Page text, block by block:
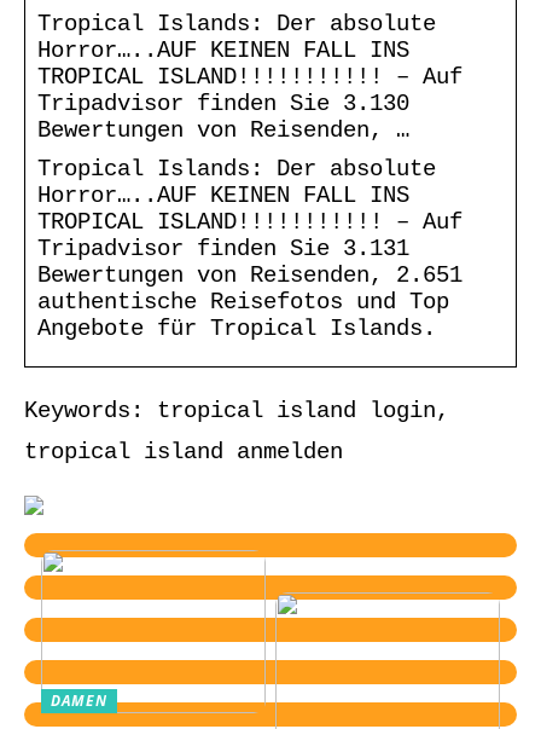
Tropical Islands: Der absolute
Horror…..AUF KEINEN FALL INS
TROPICAL ISLAND!!!!!!!!!!! – Auf
Tripadvisor finden Sie 3.130
Bewertungen von Reisenden, …
Tropical Islands: Der absolute
Horror…..AUF KEINEN FALL INS
TROPICAL ISLAND!!!!!!!!!!! – Auf
Tripadvisor finden Sie 3.131
Bewertungen von Reisenden, 2.651
authentische Reisefotos und Top
Angebote für Tropical Islands.
Keywords: tropical island login,
tropical island anmelden
DAMEN